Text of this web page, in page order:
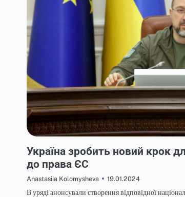
Україна зробить новий крок
до права ЄС
Anastasiia Kolomysheva 19.01.2024
В уряді анонсували створення відповідної